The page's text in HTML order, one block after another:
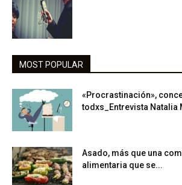
MOST POPULAR
«Procrastinación»,
todxs_Entrevista Natalia
Asado, más que una
alimentaria que se...